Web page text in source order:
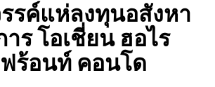
รค์แห่ลงทุนอสังหา
าร โอเชี่ยน ฮอไร
ร้อนท์ คอนโด